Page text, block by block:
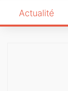
Actualité